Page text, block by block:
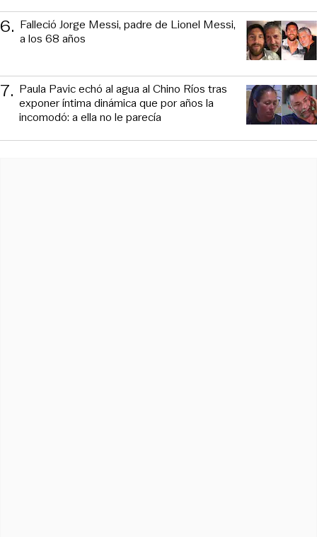
6. Falleció Jorge Messi, padre de Lionel Messi,
a los 68 años
7. Paula Pavic echó al agua al Chino Ríos tras
exponer íntima dinámica que por años la
incomodó: a ella no le parecía